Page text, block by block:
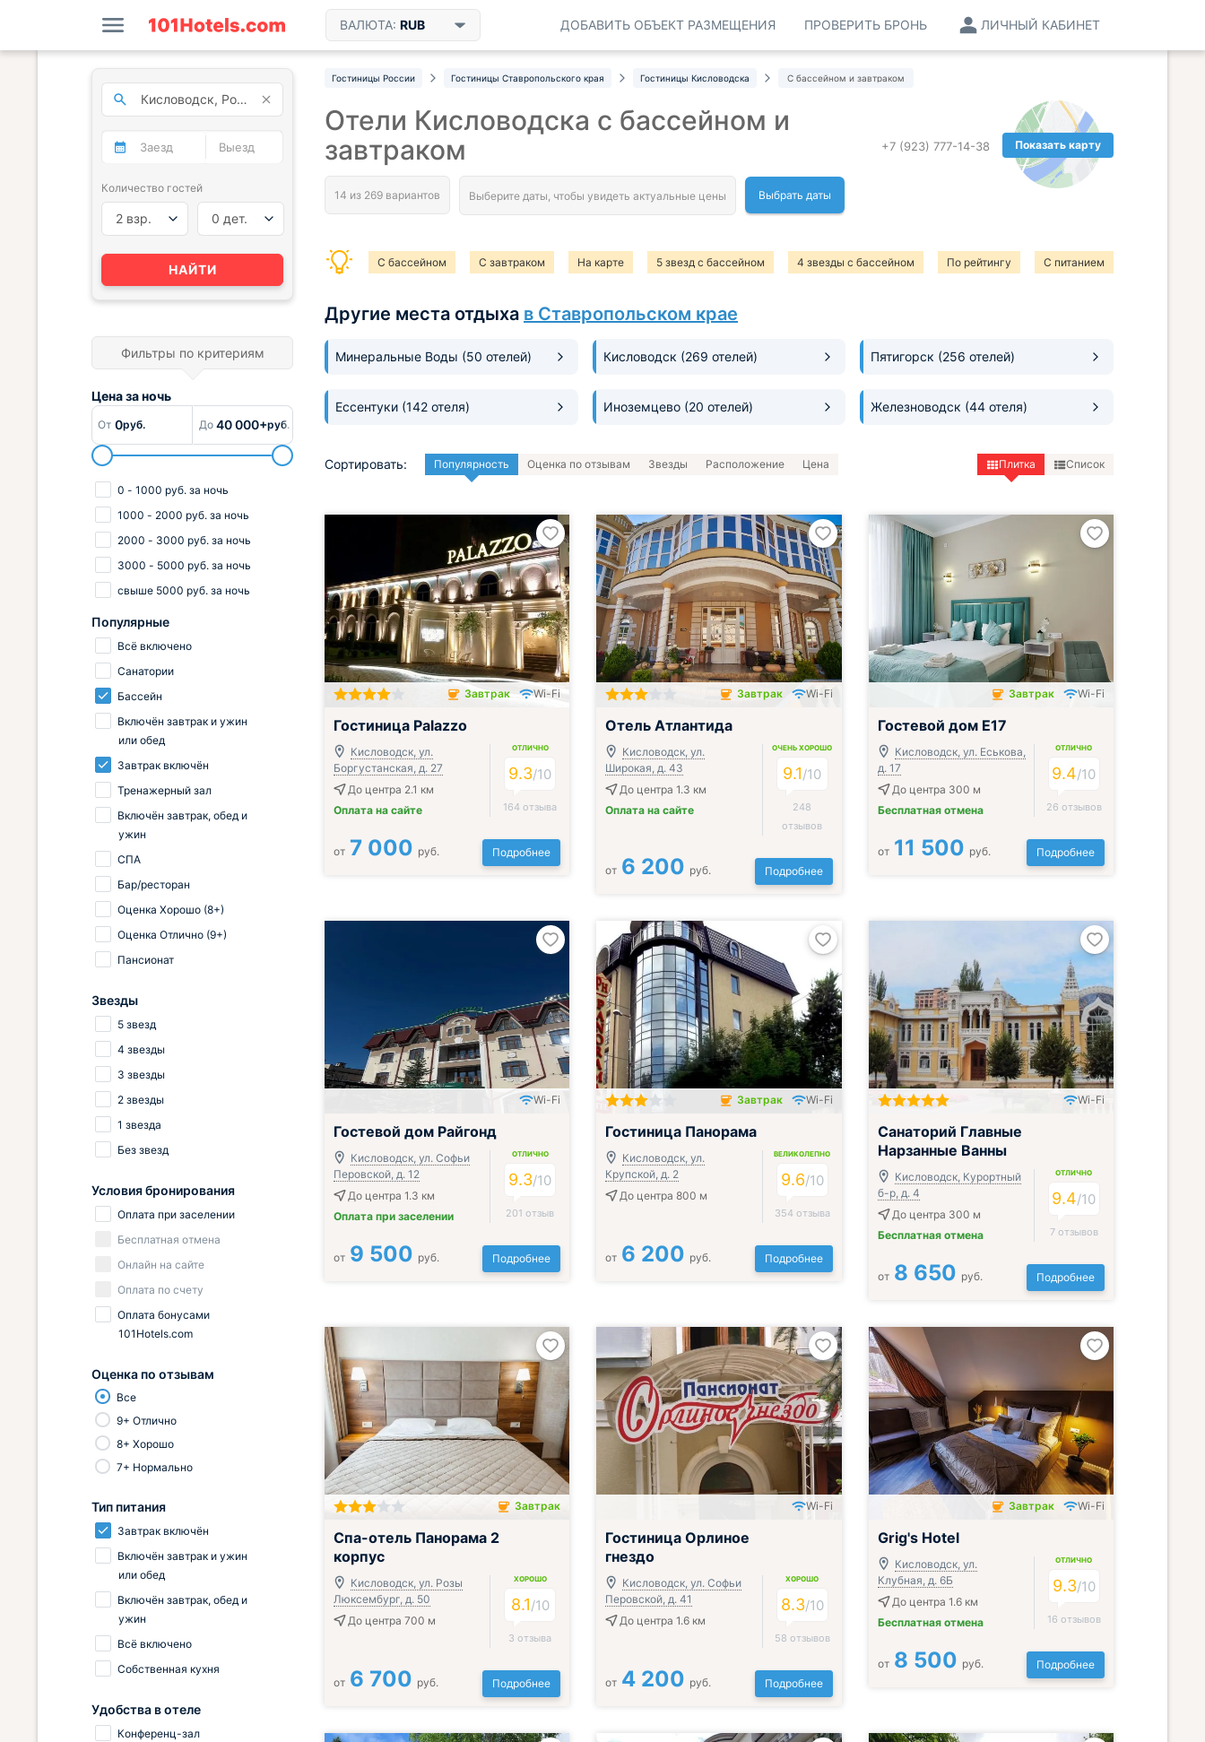
ВАЛЮТА: RUB ЛИЧНЫЙ КАБИНЕТ
ПРОВЕРИТЬ БРОНЬ
ДОБАВИТЬ ОБЪЕКТ РАЗМЕЩЕНИЯ
Гостиницы России Гостиницы Ставропольского края Гостиницы Кисловодска С бассейном и завтраком
Показать карту
+7 (923) 777-14-38
Отели Кисловодска с бассейном и
завтраком
Выбрать даты
С бассейном С завтраком На карте 5 звезд с бассейном 4 звезды с бассейном По рейтингу С питанием
Другие места отдыха в Ставропольском крае
Минеральные Воды (50 отелей) Кисловодск (269 отелей) Пятигорск (256 отелей)
Ессентуки (142 отеля) Иноземцево (20 отелей) Железноводск (44 отеля)
Сортировать: Популярность Оценка по отзывам Звезды Расположение Цена Плитка Список
Завтрак включён
Завтрак Wi-Fi
Гостиница Palazzo
Кисловодск, ул.
Боргустанская, д. 27
До центра 2.1 км
Оплата на сайте
ОТЛИЧНО
9.3/10
164 отзыва
от 7 000 руб. Подробнее
Завтрак включён
Завтрак Wi-Fi
Отель Атлантида
Кисловодск, ул.
Широкая, д. 43
До центра 1.3 км
Оплата на сайте
ОЧЕНЬ ХОРОШО
9.1/10
248
отзывов
от 6 200 руб. Подробнее
Завтрак включён
Завтрак Wi-Fi
Гостевой дом Е17
Кисловодск, ул. Еськова,
д. 17
До центра 300 м
Бесплатная отмена
ОТЛИЧНО
9.4/10
26 отзывов
от 11 500 руб. Подробнее
Включён завтрак и ужин или обед
Wi-Fi
Гостевой дом Райгонд
Кисловодск, ул. Софьи
Перовской, д. 12
До центра 1.3 км
Оплата при заселении
ОТЛИЧНО
9.3/10
201 отзыв
от 9 500 руб. Подробнее
Завтрак включён
Завтрак Wi-Fi
Гостиница Панорама
Кисловодск, ул.
Крупской, д. 2
До центра 800 м
ВЕЛИКОЛЕПНО
9.6/10
354 отзыва
от 6 200 руб. Подробнее
Включён завтрак, обед и ужин
Wi-Fi
Санаторий Главные
Нарзанные Ванны
Кисловодск, Курортный
б-р, д. 4
До центра 300 м
Бесплатная отмена
ОТЛИЧНО
9.4/10
7 отзывов
от 8 650 руб. Подробнее
Завтрак включён
Завтрак
Спа-отель Панорама 2
корпус
Кисловодск, ул. Розы
Люксембург, д. 50
До центра 700 м
ХОРОШО
8.1/10
3 отзыва
от 6 700 руб. Подробнее
Включён завтрак, обед и ужин
Wi-Fi
Гостиница Орлиное
гнездо
Кисловодск, ул. Софьи
Перовской, д. 41
До центра 1.6 км
ХОРОШО
8.3/10
58 отзывов
от 4 200 руб. Подробнее
Завтрак включён
Завтрак Wi-Fi
Grig's Hotel
Кисловодск, ул.
Клубная, д. 6Б
До центра 1.6 км
Бесплатная отмена
ОТЛИЧНО
9.3/10
16 отзывов
от 8 500 руб. Подробнее
Количество гостей
2 взр. 0 дет.
НАЙТИ
Фильтры по критериям
Цена заночь
От 0руб. До 40 000+руб.
0 - 1000 руб. за ночь
1000 - 2000 руб. за ночь
2000 - 3000 руб. за ночь
3000 - 5000 руб. за ночь
свыше 5000 руб. за ночь
Популярные
Всё включено
Санатории
Бассейн
Включён завтрак и ужин
или обед
Завтрак включён
Тренажерный зал
Включён завтрак, обед и
ужин
СПА
Бар/ресторан
Оценка Хорошо (8+)
Оценка Отлично (9+)
Пансионат
Звезды
5 звезд
4 звезды
3 звезды
2 звезды
1 звезда
Без звезд
Условия бронирования
Оплата при заселении
Бесплатная отмена
Онлайн на сайте
Оплата по счету
Оплата бонусами
101Hotels.com
Оценка по отзывам
Все
9+ Отлично
8+ Хорошо
7+ Нормально
Тип питания
Завтрак включён
Включён завтрак и ужин
или обед
Включён завтрак, обед и
ужин
Всё включено
Собственная кухня
Удобства в отеле
Конференц-зал